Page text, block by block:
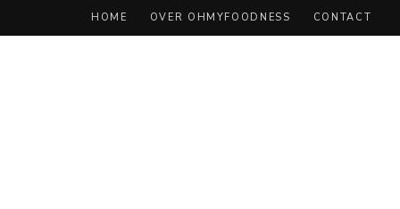
HOME OVER OHMYFOODNESS CONTACT